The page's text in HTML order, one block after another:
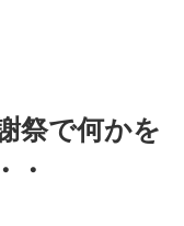
祭で何かを
・